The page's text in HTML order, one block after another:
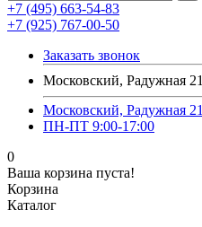
+7 (495) 663-54-83
+7 (925) 767-00-50
Заказать звонок
Московский, Радужная 21
Московский, Радужная 21
ПН-ПТ 9:00-17:00
0
Ваша корзина пуста!
Корзина
Каталог